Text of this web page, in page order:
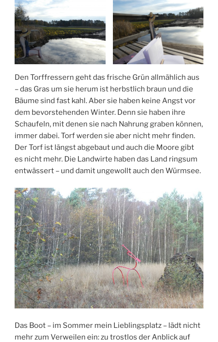
Den Torffressern geht das frische Grün allmählich aus
– das Gras um sie herum ist herbstlich braun und die
Bäume sind fast kahl. Aber sie haben keine Angst vor
dem bevorstehenden Winter. Denn sie haben ihre
Schaufeln, mit denen sie nach Nahrung graben können,
immer dabei. Torf werden sie aber nicht mehr finden.
Der Torf ist längst abgebaut und auch die Moore gibt
es nicht mehr. Die Landwirte haben das Land ringsum
entwässert – und damit ungewollt auch den Würmsee.
Das Boot – im Sommer mein Lieblingsplatz – lädt nicht
mehr zum Verweilen ein: zu trostlos der Anblick auf